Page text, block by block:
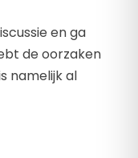
en ga
de oorzaken
namelijk al